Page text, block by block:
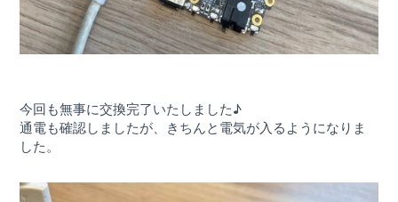
今回も無事に交換完了いたしました♪
通電も確認しましたが、きちんと電気が入るようになりま
した。